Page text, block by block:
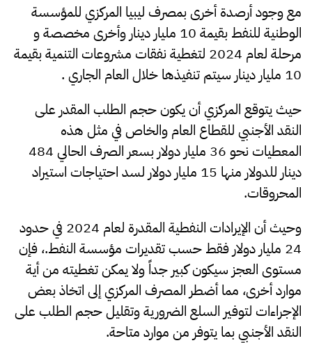
مع وجود أرصدة أخرى بمصرف ليبيا المركزي للمؤسسة
الوطنية للنفط بقيمة 10 مليار دينار وأخرى مخصصة و
مرحلة لعام 2024 لتغطية نفقات مشروعات التنمية بقيمة
10 مليار دينار سيتم تنفيذها خلال العام الجاري .
حيث يتوقع المركزي أن يكون حجم الطلب المقدر على
النقد الأجنبي للقطاع العام والخاص في مثل هذه
المعطيات نحو 36 مليار دولار بسعر الصرف الحالي 484
دينار للدولار منها 15 مليار دولار لسد احتياجات استيراد
المحروقات.
وحيث أن الإيرادات النفطية المقدرة لعام 2024 في حدود
24 مليار دولار فقط حسب تقديرات مؤسسة النفط.، فإن
مستوى العجز سيكون كبير جداً ولا يمكن تغطيته من أية
موارد أخرى، مما أضطر المصرف المركزي إلى اتخاذ بعض
الإجراءات لتوفير السلع الضرورية وتقليل حجم الطلب على
النقد الأجنبي بما يتوفر من موارد متاحة.